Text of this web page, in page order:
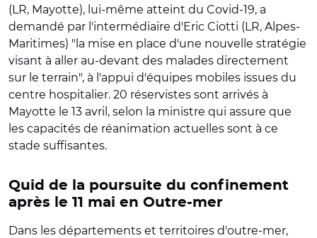
(LR, Mayotte), lui-même atteint du Covid-19, a
demandé par l'intermédiaire d'Eric Ciotti (LR, Alpes-
Maritimes) "la mise en place d'une nouvelle stratégie
visant à aller au-devant des malades directement
sur le terrain", à l'appui d'équipes mobiles issues du
centre hospitalier. 20 réservistes sont arrivés à
Mayotte le 13 avril, selon la ministre qui assure que
les capacités de réanimation actuelles sont à ce
stade suffisantes.
Quid de la poursuite du confinement
après le 11 mai en Outre-mer
Dans les départements et territoires d'outre-mer,